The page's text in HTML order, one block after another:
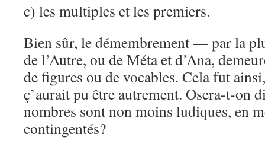
c) les multiples et les premiers.
Bien sûr, le démembrement — par la
de l’Autre, ou de Méta et d’Ana,
de figures ou de vocables. Cela fut
ç’aurait pu être autrement. Osera-t-on
nombres sont non moins ludiques, en
contingentés?